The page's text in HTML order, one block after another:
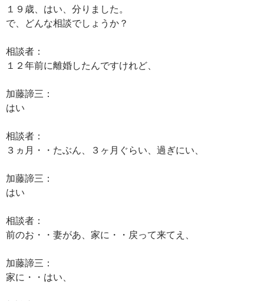
１９歳、はい、分りました。
で、どんな相談でしょうか？
相談者：
１２年前に離婚したんですけれど、
加藤諦三：
はい
相談者：
３ヵ月・・たぶん、３ヶ月ぐらい、過ぎにい、
加藤諦三：
はい
相談者：
前のお・・妻があ、家に・・戻って来てえ、
加藤諦三：
家に・・はい、